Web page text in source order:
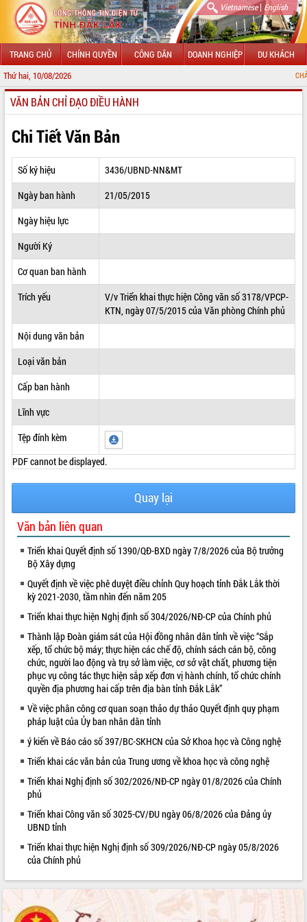
Vietnamese| English
TRANG CHỦ CHÍNH QUYỀN CÔNG DÂN DOANH NGHIỆP DU KHÁCH
Thứ hai, 10/08/2026 CHÀO MỪNG
GIỚI THIỆU
LÃNH ĐẠO UBND TỈNH
TIN TỨC SỰ KIỆN
SỞ, BAN, NGÀNH
THÔNG TIN CHỈ ĐẠO ĐIỀU HÀNH
HỆ THỐNG VĂN BẢN
VĂN BẢN HĐND TỈNH
ĐIỂM TIN VĂN BẢN
VIDEO
2026
Khám bệnh, cấp phát thuốc miễn phí
và tặng quà người dân xã Cư Pui
Hội nghị UBND tỉnh Đắk Lắk thường kỳ
tháng 7/2026
Lễ truy tặng danh hiệu “Bà Mẹ Việt
Lao động
UBND tỉnh Đắk Lắk triển khai nhiệm
VĂN BẢN CHỈ ĐẠO ĐIỀU HÀNH
Chi Tiết Văn Bản
Số ký hiệu
3436/UBND-NN&MT
Ngày ban hành
21/05/2015
Ngày hiệu lực
Người Ký
Cơ quan ban hành
Trích yếu
V/v Triển khai thực hiện Công văn số 3178/VPCP-
KTN, ngày 07/5/2015 của Văn phòng Chính phủ
Nội dung văn bản
Loại văn bản
Cấp ban hành
Lĩnh vực
Tệp đính kèm
PDF cannot be displayed.
Quay lại
Văn bản liên quan
Triển khai Quyết định số 1390/QĐ-BXD ngày 7/8/2026 của Bộ trưởng
Bộ Xây dựng
Quyết định về việc phê duyệt điều chỉnh Quy hoạch tỉnh Đắk Lắk thời
kỳ 2021-2030, tầm nhìn đến năm 205
Triển khai thực hiện Nghị định số 304/2026/NĐ-CP của Chính phủ
Thành lập Đoàn giám sát của Hội đồng nhân dân tỉnh về việc “Sắp
xếp, tổ chức bộ máy; thực hiện các chế độ, chính sách cán bộ, công
chức, người lao động và trụ sở làm việc, cơ sở vật chất, phương tiện
phục vụ công tác thực hiện sắp xếp đơn vị hành chính, tổ chức chính
quyền địa phương hai cấp trên địa bàn tỉnh Đắk Lắk”
Về việc phân công cơ quan soạn thảo dự thảo Quyết định quy phạm
pháp luật của Ủy ban nhân dân tỉnh
ý kiến về Báo cáo số 397/BC-SKHCN của Sở Khoa học và Công nghệ
Triển khai các văn bản của Trung ương về khoa học và công nghệ
Triển khai Nghị định số 302/2026/NĐ-CP ngày 01/8/2026 của Chính
phủ
Triển khai Công văn số 3025-CV/ĐU ngày 06/8/2026 của Đảng ủy
UBND tỉnh
Triển khai thực hiện Nghị định số 309/2026/NĐ-CP ngày 05/8/2026
của Chính phủ